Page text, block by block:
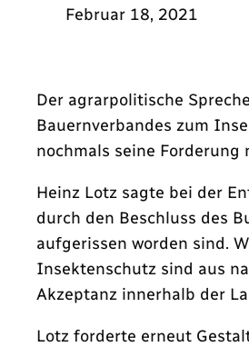
Februar 18, 2021
Der agrarpolitische
Bauernverbandes zum
nochmals seine
Heinz Lotz sagte bei der
durch den Beschluss des
aufgerissen worden sind.
Insektenschutz sind aus
Akzeptanz innerhalb der
Lotz forderte erneut